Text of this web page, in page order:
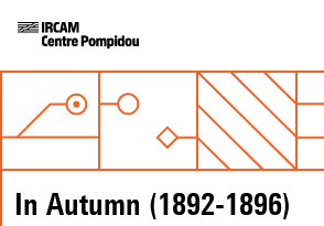
In Autumn (1892-1896)